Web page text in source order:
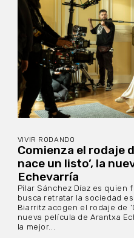
VIVIR RODANDO
Comienza el rodaje
nace un listo’, la
Echevarría
Pilar Sánchez Díaz es quien
busca retratar la sociedad
Biarritz acogen el rodaje de
nueva película de Arantxa
la mejor...